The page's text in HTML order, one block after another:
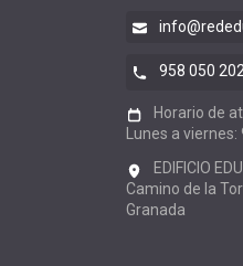
958 050 202
Horario de
Lunes a
EDIFICIO
Camino de la
Granada